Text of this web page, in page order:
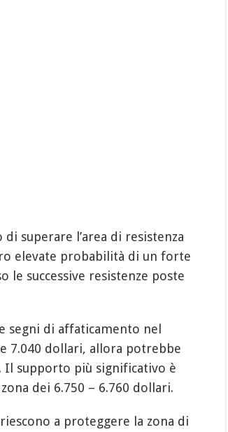
superare l’area di resistenza
elevate probabilità di un forte
le successive resistenze poste
segni di affaticamento nel
7.040 dollari, allora potrebbe
Il supporto più significativo è
dei 6.750 – 6.760 dollari.
a proteggere la zona di